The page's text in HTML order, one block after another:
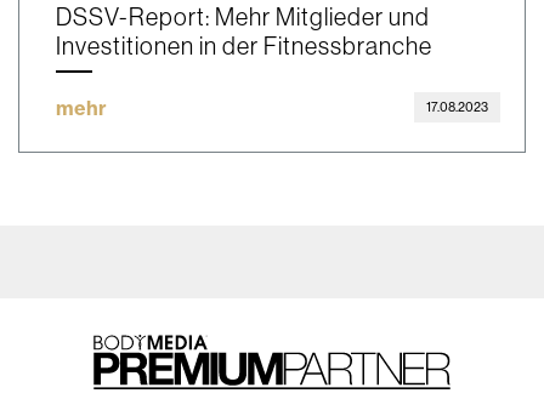
DSSV-Report: Mehr Mitglieder und
Investitionen in der Fitnessbranche
mehr 17.08.2023